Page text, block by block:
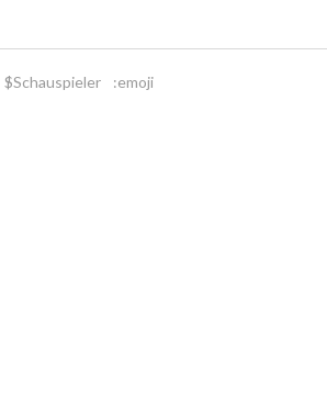
$Schauspieler :emoji